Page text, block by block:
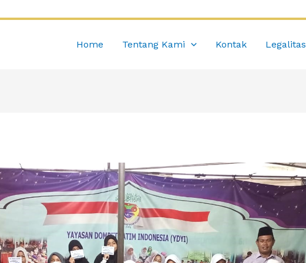
Home Tentang Kami Kontak Legalitas